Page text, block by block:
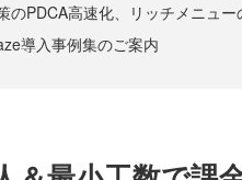
のPDCA高速化、リッチメニュ
導入事例集のご案内